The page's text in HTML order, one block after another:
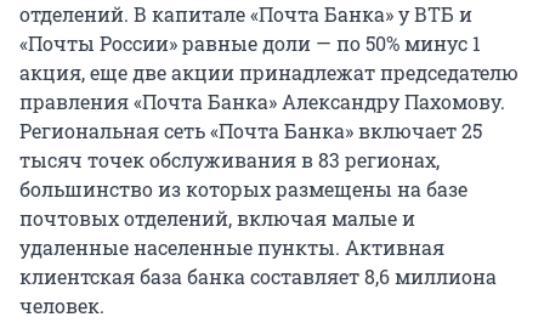
отделений. В капитале «Почта Банка» у ВТБ и
«Почты России» равные доли — по 50% минус 1
акция, еще две акции принадлежат председателю
правления «Почта Банка» Александру Пахомову.
Региональная сеть «Почта Банка» включает 25
тысяч точек обслуживания в 83 регионах,
большинство из которых размещены на базе
почтовых отделений, включая малые и
удаленные населенные пункты. Активная
клиентская база банка составляет 8,6 миллиона
человек.